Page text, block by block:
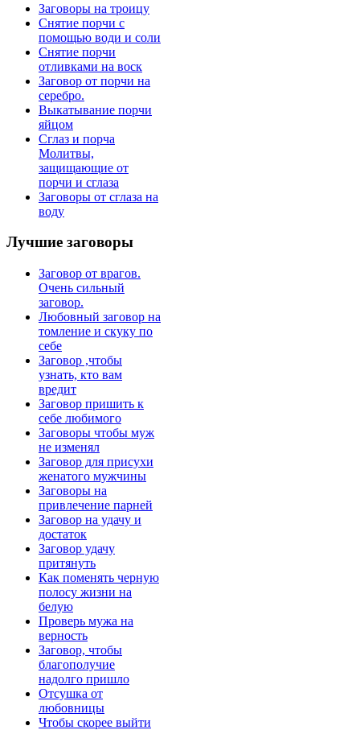
Заговоры на троицу
Снятие порчи с
помощью води и соли
Снятие порчи
отливками на воск
Заговор от порчи на
серебро.
Выкатывание порчи
яйцом
Сглаз и порча
Молитвы,
защищающие от
порчи и сглаза
Заговоры от сглаза на
воду
Лучшие заговоры
Заговор от врагов.
Очень сильный
заговор.
Любовный заговор на
томление и скуку по
себе
Заговор ,чтобы
узнать, кто вам
вредит
Заговор пришить к
себе любимого
Заговоры чтобы муж
не изменял
Заговор для присухи
женатого мужчины
Заговоры на
привлечение парней
Заговор на удачу и
достаток
Заговор удачу
притянуть
Как поменять черную
полосу жизни на
белую
Проверь мужа на
верность
Заговор, чтобы
благополучие
надолго пришло
Отсушка от
любовницы
Чтобы скорее выйти